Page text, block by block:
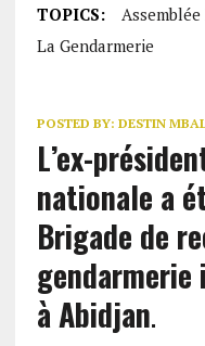
TOPICS:
La Gendarmerie
POSTED BY: DESTIN
L’ex-
nationale a
Brigade de
à Abidjan.